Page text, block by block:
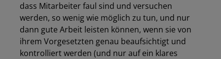
dass Mitarbeiter faul sind und versuchen
werden, so wenig wie möglich zu tun, und nur
dann gute Arbeit leisten können, wenn sie von
ihrem Vorgesetzten genau beaufsichtigt und
kontrolliert werden (und nur auf ein klares